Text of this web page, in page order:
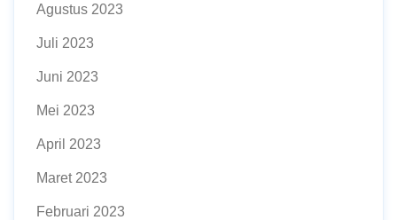
Agustus 2023
Juli 2023
Juni 2023
Mei 2023
April 2023
Maret 2023
Februari 2023